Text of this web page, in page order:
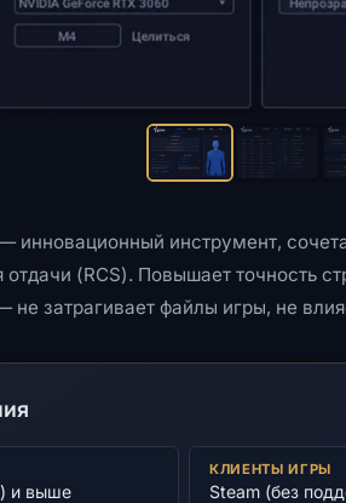
инновационный инструмент,
(RCS). Повышает точность
затрагивает файлы игры, не
и выше
КЛИЕНТЫ ИГРЫ
Steam (без